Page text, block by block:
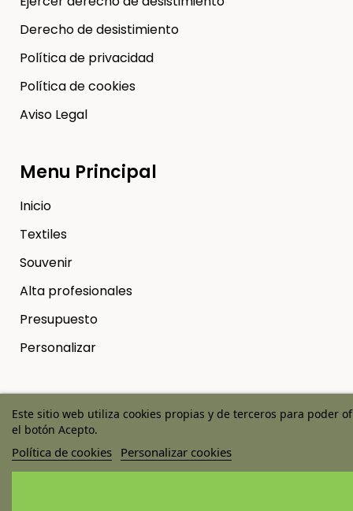
Derecho de desistimiento
Política de privacidad
Política de cookies
Aviso Legal
Menu Principal
Inicio
Textiles
Souvenir
Alta profesionales
Presupuesto
Personalizar
Copyright © 2025 Ticab - Hecho en el Rocio | Diseño web
Este sitio web utiliza cookies propias y de terceros para poder
el botón Acepto.
Política de cookies Personalizar cookies